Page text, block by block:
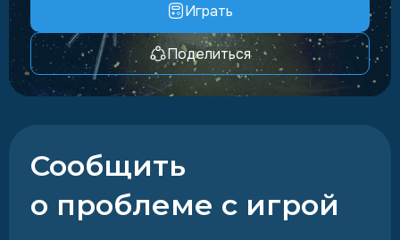
Играть
Поделиться
Сообщить
о проблеме с игрой